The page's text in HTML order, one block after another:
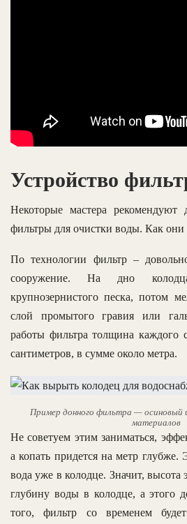
Устройство
Некоторые мастера рекомендуют
фильтры для очистки воды. Как они
По технологии фильтр –
сооружение. На дно
крупнозернистого песка, потом
слой промытого гравия или
работы фильтра толщина каждого
сантиметров, в сумме около метра.
Пример донного фильтра — осиновый
материалов
Не советуем этим заниматься,
а копать придется на метр глубже.
вода уже в колодце. Значит, высота
глубину воды в колодце, а этого
того, фильтр со временем будет